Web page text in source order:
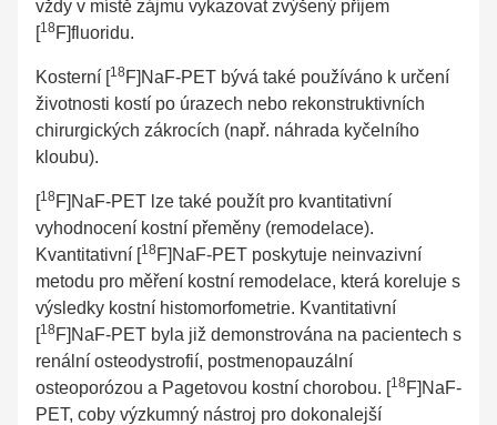
vždy v místě zájmu vykazovat zvýšený příjem
[18F]fluoridu.
Kosterní [18F]NaF-PET bývá také používáno k určení
životnosti kostí po úrazech nebo rekonstruktivních
chirurgických zákrocích (např. náhrada kyčelního
kloubu).
[18F]NaF-PET lze také použít pro kvantitativní
vyhodnocení kostní přeměny (remodelace).
Kvantitativní [18F]NaF-PET poskytuje neinvazivní
metodu pro měření kostní remodelace, která koreluje s
výsledky kostní histomorfometrie. Kvantitativní
[18F]NaF-PET byla již demonstrována na pacientech s
renální osteodystrofií, postmenopauzální
osteoporózou a Pagetovou kostní chorobou. [18F]NaF-
PET, coby výzkumný nástroj pro dokonalejší